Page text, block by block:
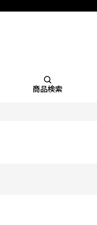
商品検索